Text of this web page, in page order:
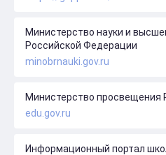
Министерство науки и
Российской Федерации
minobrnauki.gov.ru
Министерство просвещения
edu.gov.ru
Информационный портал